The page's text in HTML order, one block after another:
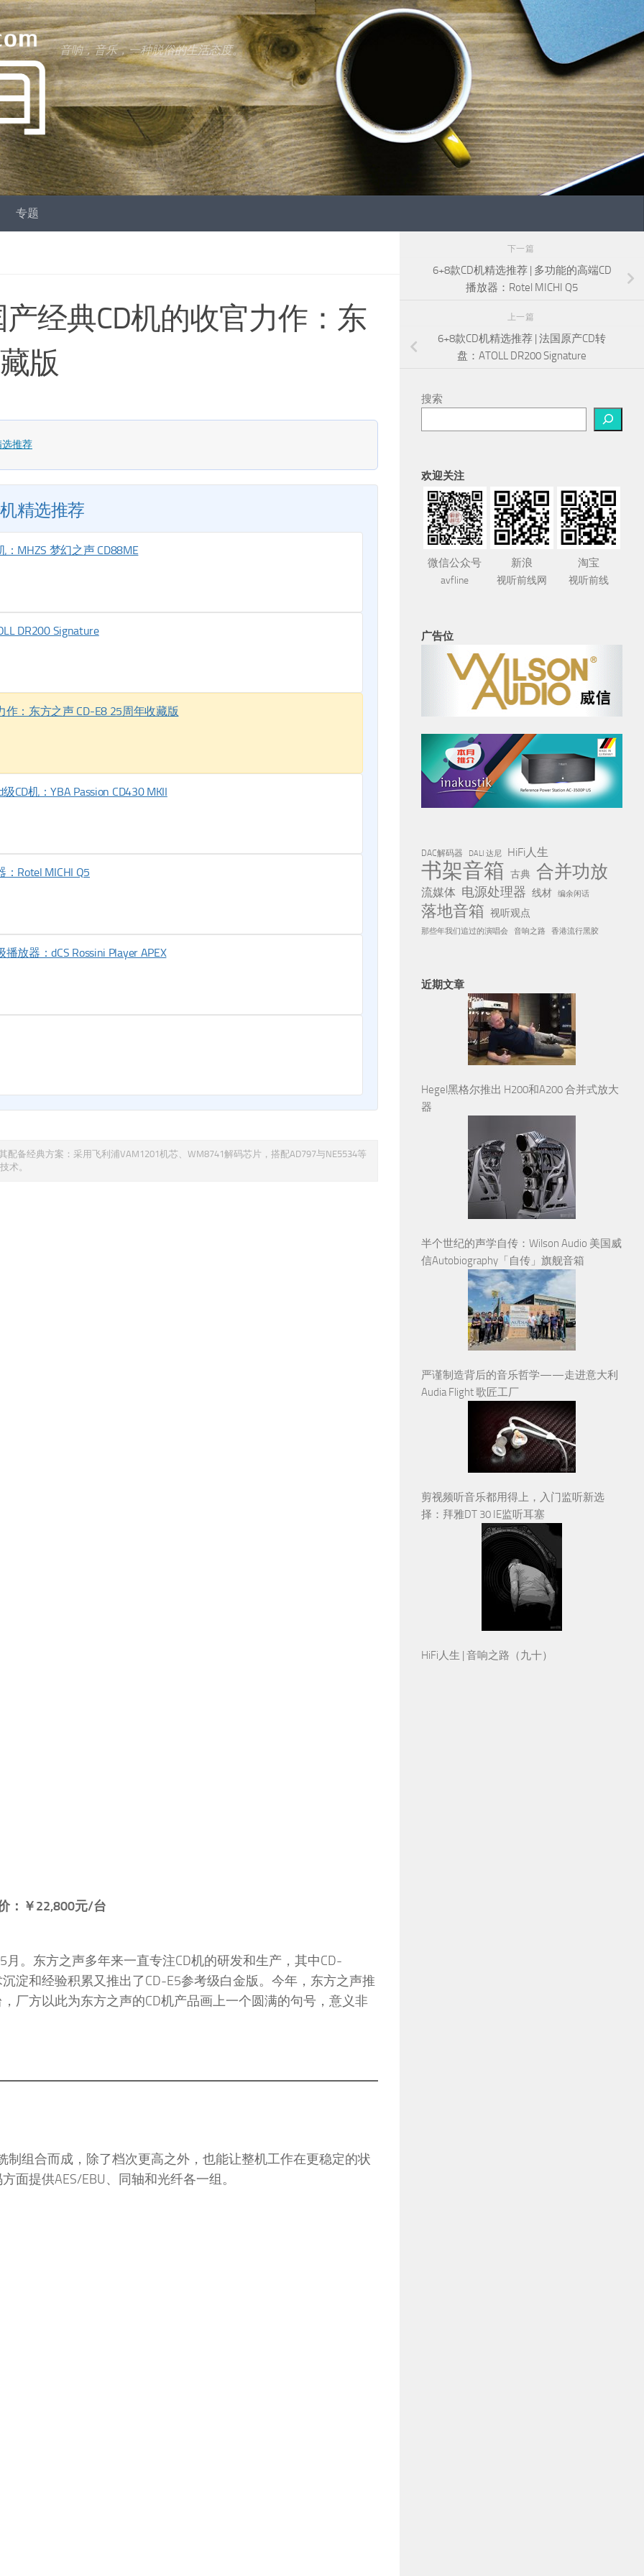
音响，音乐，一种脱俗的生活态度。
专题
经典CD机的收官力作：东
版
选推荐
精选推荐
MHZS 梦幻之声 CD88ME
DR200 Signature
作：东方之声 CD-E8 25周年收藏版
CD机：YBA Passion CD430 MKII
Rotel MICHI Q5
放器：dCS Rossini Player APEX
配备经典方案：采用飞利浦VAM1201机芯、WM8741解码芯片，搭配AD797与NE5534等
术。
：￥22,800元/台
。东方之声多年来一直专注CD机的研发和生产，其中CD-
淀和经验积累又推出了CD-E5参考级白金版。今年，东方之声推
厂方以此为东方之声的CD机产品画上一个圆满的句号，意义非
制组合而成，除了档次更高之外，也能让整机工作在更稳定的状
面提供AES/EBU、同轴和光纤各一组。
下一篇
6+8款CD机精选推荐 | 多功能的高端CD
播放器：Rotel MICHI Q5
上一篇
6+8款CD机精选推荐 | 法国原产CD转
盘：ATOLL DR200 Signature
搜索
欢迎关注
微信公众号
avfline
新浪
视听前线网
淘宝
视听前线
广告位
DAC解码器 DALI 达尼 HiFi人生
书架音箱 古典 合并功放
流媒体 电源处理器 线材 编余闲话
落地音箱 视听观点
那些年我们追过的演唱会 音响之路 香港流行黑胶
近期文章
Hegel黑格尔推出 H200和A200 合并式放大
器
半个世纪的声学自传：Wilson Audio 美国威
信Autobiography「自传」旗舰音箱
严谨制造背后的音乐哲学——走进意大利
Audia Flight 歌匠工厂
剪视频听音乐都用得上，入门监听新选
择：拜雅DT 30 IE监听耳塞
HiFi人生 | 音响之路（九十）